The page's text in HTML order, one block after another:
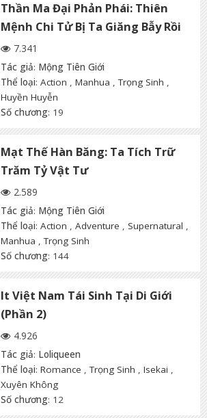
Thần Ma Đại Phản Phái: Thiên
Mệnh Chi Tử Bị Ta Giăng Bẫy Rồi
7.341
Tác giả: Mộng Tiên Giới
Thể loại: Action , Manhua ,Trọng Sinh ,
Huyền Huyễn
Số chương: 19
Mạt Thế Hàn Băng: Ta Tích Trữ
Trăm Tỷ Vật Tư
2.589
Tác giả: Mộng Tiên Giới
Thể loại: Action , Adventure , Supernatural ,
Manhua ,Trọng Sinh
Số chương: 144
It Việt Nam Tái Sinh Tại Di Giới
(Phần 2)
4.926
Tác giả: Loliqueen
Thể loại: Romance ,Trọng Sinh , Isekai ,
Xuyên Không
Số chương: 12